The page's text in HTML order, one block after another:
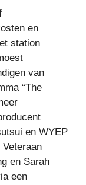
en
station
van
“The
en WYEP
en Sarah
een